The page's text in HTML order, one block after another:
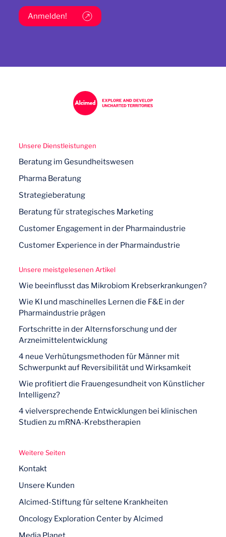
Anmelden!
Unsere Dienstleistungen
Beratung im Gesundheitswesen
Pharma Beratung
Strategieberatung
Beratung für strategisches Marketing
Customer Engagement in der Pharmaindustrie
Customer Experience in der Pharmaindustrie
Unsere meistgelesenen Artikel
Wie beeinflusst das Mikrobiom Krebserkrankungen?
Wie KI und maschinelles Lernen die F&E in der
Pharmaindustrie prägen
Fortschritte in der Alternsforschung und der
Arzneimittelentwicklung
4 neue Verhütungsmethoden für Männer mit
Schwerpunkt auf Reversibilität und Wirksamkeit
Wie profitiert die Frauengesundheit von Künstlicher
Intelligenz?
4 vielversprechende Entwicklungen bei klinischen
Studien zu mRNA-Krebstherapien
Weitere Seiten
Kontakt
Unsere Kunden
Alcimed-Stiftung für seltene Krankheiten
Oncology Exploration Center by Alcimed